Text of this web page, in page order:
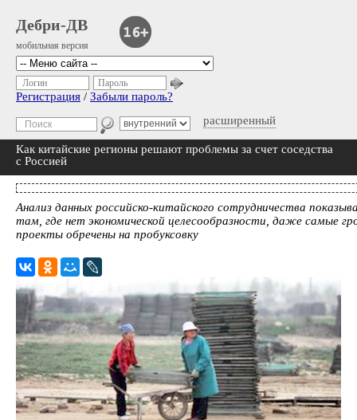
Дебри-ДВ
мобильная версия
расширенный
Логин Пароль
Регистрация / Забыли пароль?
Как китайские регионы решают проблемы за счет соседства
с Россией
Анализ данных российско-китайского сотрудничества
там, где нет экономической целесообразности, даже самые
проекты обречены на пробуксовку